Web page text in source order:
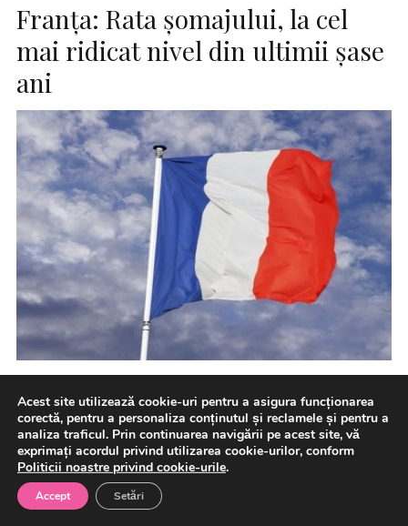
Franţa: Rata şomajului, la cel
mai ridicat nivel din ultimii şase
ani
doilea din 2026, atingând cel mai ridicat […]
9 august 2026 International
Acest site utilizează cookie-uri pentru a asigura funcționarea
corectă, pentru a personaliza conținutul și reclamele și pentru a
analiza traficul. Prin continuarea navigării pe acest site, vă
exprimați acordul privind utilizarea cookie-urilor, conform
Politicii noastre privind cookie-urile.
Accept Setări